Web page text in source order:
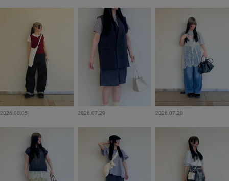
2026.08.05 2026.07.29 2026.07.28